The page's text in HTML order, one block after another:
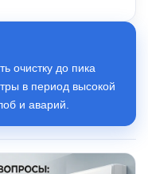
очистку до пика
в период высокой
и аварий.